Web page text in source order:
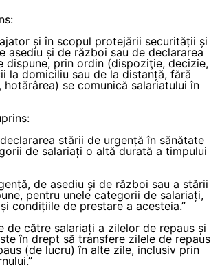
și în scopul protejării securității și
și de război sau de declararea
dispune, prin ordin (dispoziţie, decizie,
la domiciliu sau de la distanță, fără
se comunică salariatului în
stării de urgență în sănătate
de salariați o altă durată a timpului
de asediu și de război sau a stării
pentru unele categorii de salariați,
condițiile de prestare a acesteia.”
de către salariați a zilelor de repaus și
în drept să transfere zilele de repaus
(de lucru) în alte zile, inclusiv prin